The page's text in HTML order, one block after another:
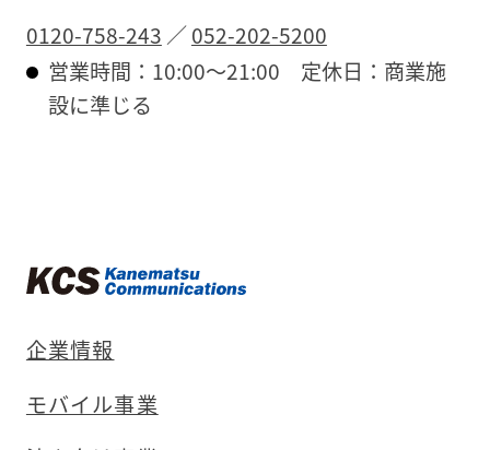
0120-758-243 ／052-202-5200
営業時間：10:00〜21:00 定休日：商業施
設に準じる
企業情報
モバイル事業